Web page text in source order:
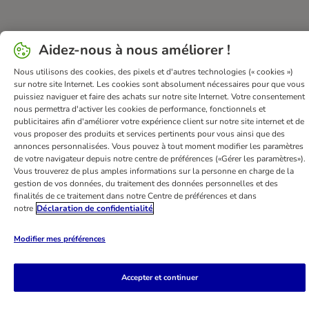
FAQ & Contact
Mentions légales
Sécurité et confidentialité
Dispositions sur l’élimination des déchets
Frais et délai de livraison
Modes de paiement
Renoncer au contrat ici
Programme de fidélité
Application mobile
Programme d'affiliation
Déclaration d'accessibilité
bitiba GmbH 2026
Aidez-nous à nous améliorer !
Nous utilisons des cookies, des pixels et d'autres technologies (« cookies »)
sur notre site Internet. Les cookies sont absolument nécessaires pour que vous
puissiez naviguer et faire des achats sur notre site Internet. Votre consentement
nous permettra d'activer les cookies de performance, fonctionnels et
publicitaires afin d'améliorer votre expérience client sur notre site internet et de
vous proposer des produits et services pertinents pour vous ainsi que des
annonces personnalisées. Vous pouvez à tout moment modifier les paramètres
de votre navigateur depuis notre centre de préférences («Gérer les paramètres»).
Vous trouverez de plus amples informations sur la personne en charge de la
gestion de vos données, du traitement des données personnelles et des
finalités de ce traitement dans notre Centre de préférences et dans
notre Déclaration de confidentialité
Modifier mes préférences
Accepter et continuer